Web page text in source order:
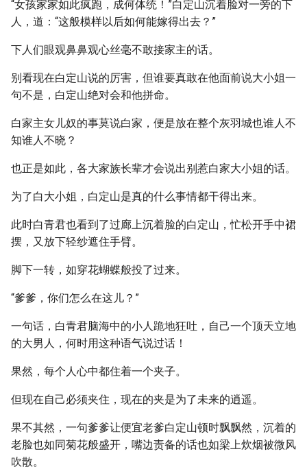
“女孩家家如此疯跑，成何体统！”白定山沉着脸对一旁的下
人，道：“这般模样以后如何能嫁得出去？”
下人们眼观鼻鼻观心丝毫不敢接家主的话。
别看现在白定山说的厉害，但谁要真敢在他面前说大小姐一
句不是，白定山绝对会和他拼命。
白家主女儿奴的事莫说白家，便是放在整个灰羽城也谁人不
知谁人不晓？
也正是如此，各大家族长辈才会说出别惹白家大小姐的话。
为了白大小姐，白定山是真的什么事情都干得出来。
此时白青君也看到了过廊上沉着脸的白定山，忙松开手中裙
摆，又放下轻纱遮住手臂。
脚下一转，如穿花蝴蝶般投了过来。
“爹爹，你们怎么在这儿？”
一句话，白青君脑海中的小人跪地狂吐，自己一个顶天立地
的大男人，何时用这种语气说过话！
果然，每个人心中都住着一个夹子。
但现在自己必须夹住，现在的夹是为了未来的逍遥。
果不其然，一句爹爹让便宜老爹白定山顿时飘飘然，沉着的
老脸也如同菊花般盛开，嘴边责备的话也如梁上炊烟被微风
吹散。